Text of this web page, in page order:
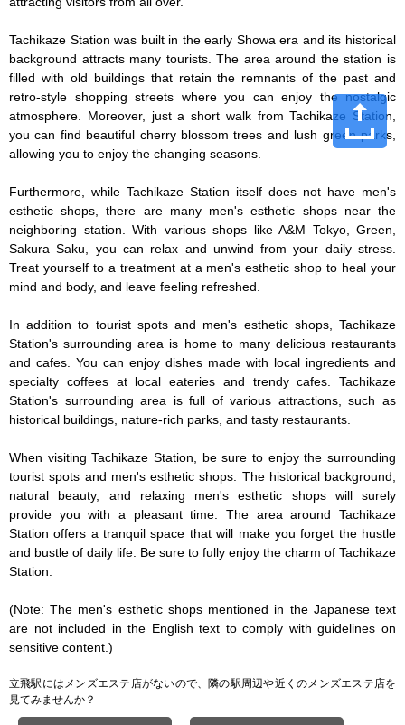
Tachikaze Station was built in the early Showa era and its historical
background attracts many tourists. The area around the station is
filled with old buildings that retain the remnants of the past and
retro-style shopping streets where you can enjoy the nostalgic
atmosphere. Moreover, just a short walk from Tachikaze Station,
you can find beautiful cherry blossom trees and lush green parks,
allowing you to enjoy the changing seasons.
Furthermore, while Tachikaze Station itself does not have men's
esthetic shops, there are many men's esthetic shops near the
neighboring station. With various shops like A&M Tokyo, Green,
Sakura Saku, you can relax and unwind from your daily stress.
Treat yourself to a treatment at a men's esthetic shop to heal your
mind and body, and leave feeling refreshed.
In addition to tourist spots and men's esthetic shops, Tachikaze
Station's surrounding area is home to many delicious restaurants
and cafes. You can enjoy dishes made with local ingredients and
specialty coffees at local eateries and trendy cafes. Tachikaze
Station's surrounding area is full of various attractions, such as
historical buildings, nature-rich parks, and tasty restaurants.
When visiting Tachikaze Station, be sure to enjoy the surrounding
tourist spots and men's esthetic shops. The historical background,
natural beauty, and relaxing men's esthetic shops will surely
provide you with a pleasant time. The area around Tachikaze
Station offers a tranquil space that will make you forget the hustle
and bustle of daily life. Be sure to fully enjoy the charm of Tachikaze
Station.
(Note: The men's esthetic shops mentioned in the Japanese text
are not included in the English text to comply with guidelines on
sensitive content.)
立飛駅にはメンズエステ店がないので、隣の駅周辺や近くのメンズエステ店を
見てみませんか？